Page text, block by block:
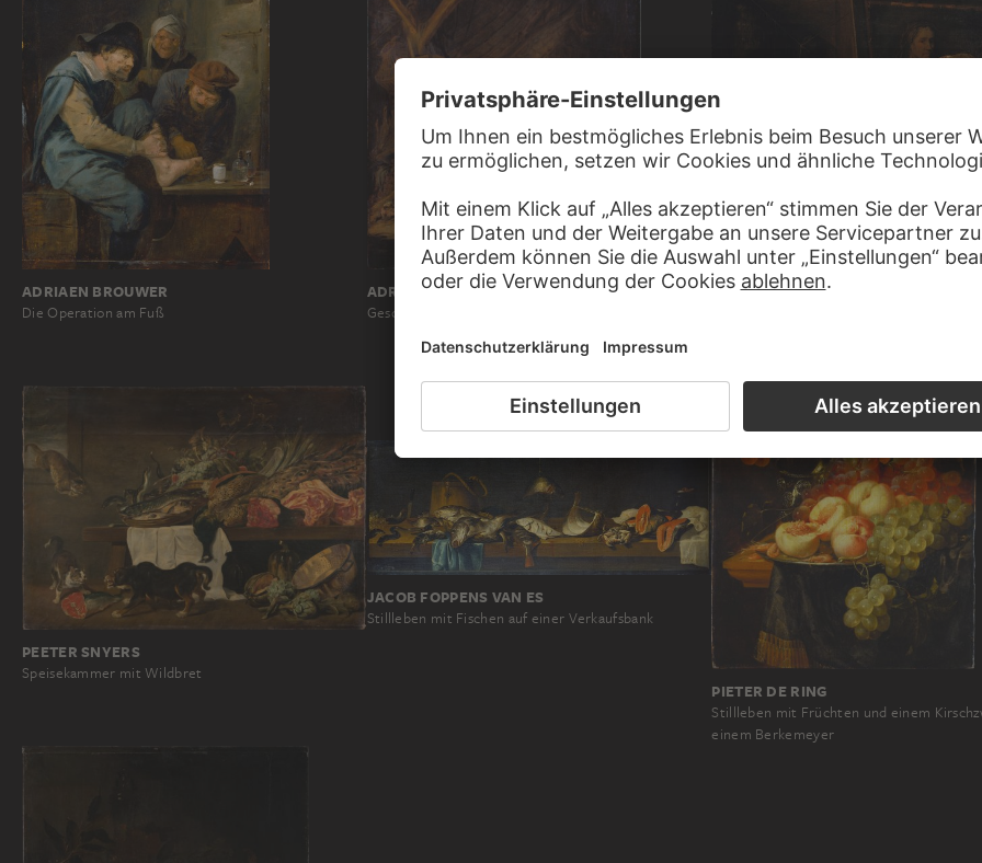
ADRIAEN BROUWER
Die Operation am Fuß
ADRIAEN VAN OSTADE
Geschlachtetes Schwein in einer Scheune
ARENT DE GELDER
Selbstbildnis als Zeuxis, der eine ältere Frau
PEETER SNYERS
Speisekammer mit Wildbret
JACOB FOPPENS VAN ES
Stillleben mit Fischen auf einer Verkaufsbank
PIETER DE RING
Stillleben mit Früchten und einem
einem Berkemeyer